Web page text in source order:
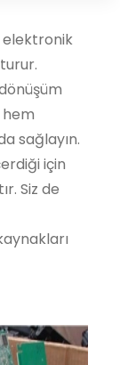
elektronik
sağlayın.
için
Siz de